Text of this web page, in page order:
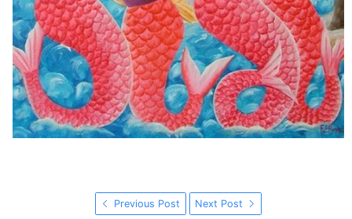
Previous Post Next Post